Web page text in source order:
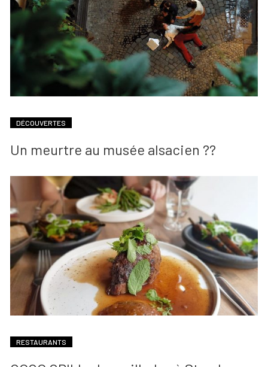
DÉCOUVERTES
Un meurtre au musée alsacien ??
RESTAURANTS